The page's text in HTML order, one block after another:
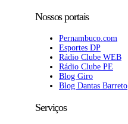
Nossos portais
Pernambuco.com
Esportes DP
Rádio Clube WEB
Rádio Clube PE
Blog Giro
Blog Dantas Barreto
Serviços